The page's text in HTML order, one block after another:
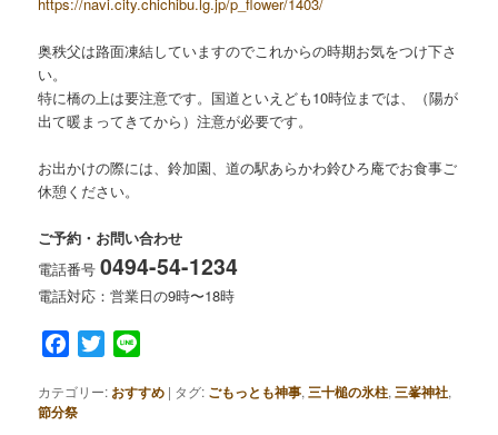
奥秩父は路面凍結していますのでこれからの時期お気をつけ下さ
い。
特に橋の上は要注意です。国道といえども10時位までは、（陽が
出て暖まってきてから）注意が必要です。
お出かけの際には、鈴加園、道の駅あらかわ鈴ひろ庵でお食事ご
休憩ください。
ご予約・お問い合わせ
電話番号0494-54-1234
電話対応：営業日の9時〜18時
Facebook
Twitter
カテゴリー: おすすめ | タグ: ごもっとも神事, 三十槌の氷柱, 三峯神社,
節分祭